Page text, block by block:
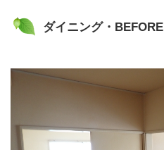
ダイニング・BEFORE